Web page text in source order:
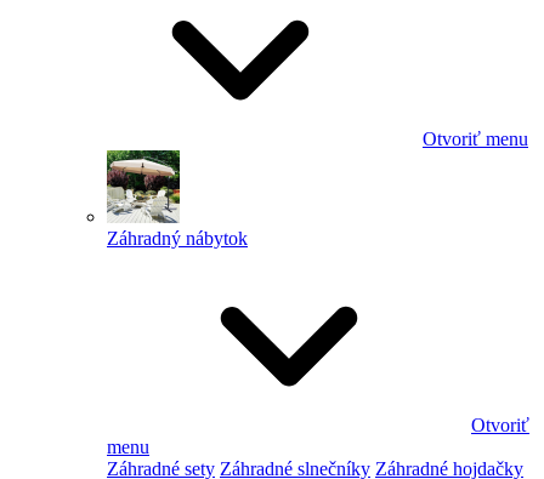
Otvoriť menu
Záhradný nábytok
Otvoriť
menu
Záhradné sety Záhradné slnečníky Záhradné hojdačky